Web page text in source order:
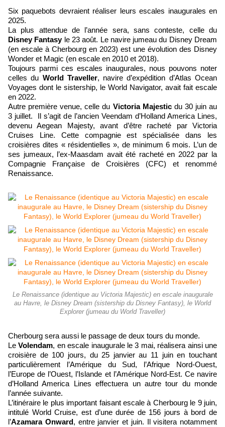
Six paquebots devraient réaliser leurs escales inaugurales en
2025.
La plus attendue de l’année sera, sans conteste, celle du
Disney Fantasyle 23 août. Le navire jumeau du Disney Dream
(en escale à Cherbourg en 2023) est une évolution des Disney
Wonder et Magic (en escale en 2010 et 2018).
Toujours parmi ces escales inaugurales, nous pouvons noter
celles du World Traveller, navire d’expédition d’Atlas Ocean
Voyages dont le sistership, le World Navigator, avait fait escale
en 2022.
Autre première venue, celle du Victoria Majesticdu 30 juin au
3 juillet. Il s’agit de l’ancien Veendam d’Holland America Lines,
devenu Aegean Majesty, avant d’être racheté par Victoria
Cruises Line. Cette compagnie est spécialisée dans les
croisières dites « résidentielles », de minimum 6 mois. L’un de
ses jumeaux, l’ex-Maasdam avait été racheté en 2022 par la
Compagnie Française de Croisières (CFC) et renommé
Renaissance.
Le Renaissance (identique au Victoria Majestic) en escale inaugurale
au Havre, le Disney Dream (sistership du Disney Fantasy), le World
Explorer (jumeau du World Traveller)
Cherbourg sera aussi le passage de deux tours du monde.
LeVolendam, en escale inaugurale le 3 mai, réalisera ainsi une
croisière de 100 jours, du 25 janvier au 11 juin en touchant
particulièrement l’Amérique du Sud, l’Afrique Nord-Ouest,
l’Europe de l’Ouest, l’Islande et l’Amérique Nord-Est. Ce navire
d’Holland America Lines effectuera un autre tour du monde
l’année suivante.
L’itinéraire le plus important faisant escale à Cherbourg le 9 juin,
intitulé World Cruise, est d’une durée de 156 jours à bord de
l’Azamara Onward , entre janvier et juin. Il visitera notamment